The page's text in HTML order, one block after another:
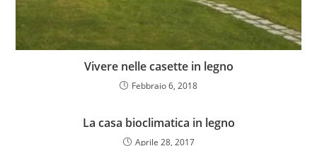
Vivere nelle casette in legno
Febbraio 6, 2018
La casa bioclimatica in legno
Aprile 28, 2017